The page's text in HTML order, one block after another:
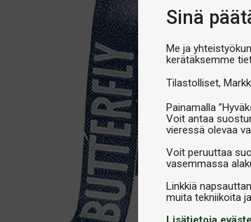
Sinä
Me ja
kerätäksemme
Tilastolliset
Painamalla
Voit antaa
vieressä olevaa
Voit peruuttaa
vasemmassa
Linkkiä